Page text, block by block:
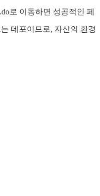
로 이동하면 성공적인 페
데포이므로, 자신의 환경